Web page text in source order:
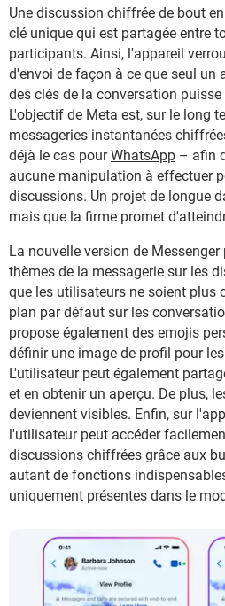
Une discussion chiffrée de bout
clé unique qui est partagée entre
participants. Ainsi, l'appareil
d'envoi de façon à ce que seul un
des clés de la conversation
L'objectif de Meta est, sur le long
messageries instantanées
déjà le cas pourWhatsApp – afin
aucune manipulation à effectuer
discussions. Un projet de longue
mais que la firme promet
La nouvelle version de
thèmes de la messagerie sur les
que les utilisateurs ne soient plus
plan par défaut sur les
propose également des emojis
définir une image de profil pour
L'utilisateur peut également
et en obtenir un aperçu. De plus,
deviennent visibles. Enfin, sur
l'utilisateur peut accéder
discussions chiffrées grâce aux
autant de fonctions
uniquement présentes dans le